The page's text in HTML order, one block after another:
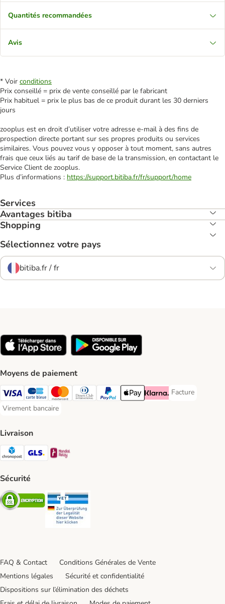
Quantités recommandées
Avis
* Voir conditions
Prix conseillé = prix de vente conseillé par le fabricant
Prix habituel = prix le plus bas de ce produit durant les 30 derniers
jours
zooplus est en droit d’utiliser votre adresse e‑mail à des fins de
prospection directe portant sur ses propres produits ou services
similaires. Vous pouvez vous y opposer à tout moment, sans autres
frais que ceux liés au tarif de base de la transmission, en contactant le
Service Client de zooplus.
Plus d’informations : https://support.bitiba.fr/fr/support/home
Services
Avantages bitiba
Shopping
Sélectionnez votre pays
bitiba.fr / fr
Moyens de paiement
Visa Payment Method
carte bleue Payment Method
Master Card Payment Method
Diners Club Payment Method
Paypal Payment Method
Apple Pay Payment Method
Klarna Payment Method
Facture
Facture
Virement bancaire
Virement bancaire Payment Method
Livraison
Chronopost Shipping Method
GLS Shipping Method
Sécurité
Security
FAQ & Contact
Conditions Générales de Vente
Mentions légales
Sécurité et confidentialité
Dispositions sur l’élimination des déchets